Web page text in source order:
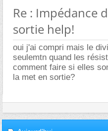
Re : Impédance
sortie help!
oui j'ai compri mais le
seulemtn quand les
comment faire si elles
la met en sortie?